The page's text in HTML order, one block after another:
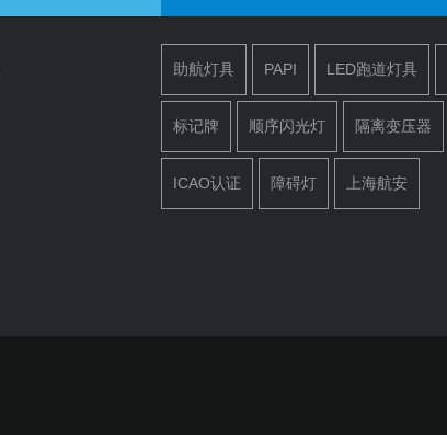
助航灯具 PAPI LED跑道灯具
标记牌 顺序闪光灯 隔离变压器
ICAO认证 障碍灯 上海航安